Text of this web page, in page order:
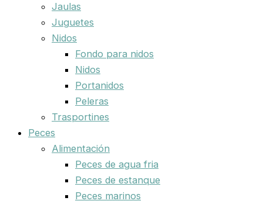
Jaulas
Juguetes
Nidos
Fondo para nidos
Nidos
Portanidos
Peleras
Trasportines
Peces
Alimentación
Peces de agua fria
Peces de estanque
Peces marinos